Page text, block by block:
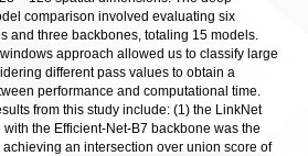
comparison involved evaluating six
and three backbones, totaling 15 models.
approach allowed us to classify large
different pass values to obtain a
performance and computational time.
from this study include: (1) the LinkNet
with the Efficient-Net-B7 backbone was the
achieving an intersection over union score of